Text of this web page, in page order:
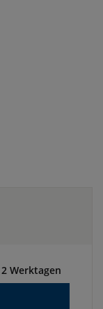
Werktagen